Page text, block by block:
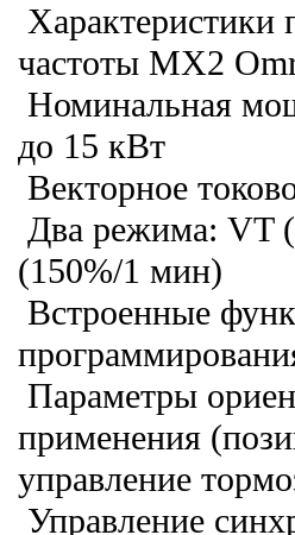
Характеристики
частоты MX2
Номинальная
до 15 кВт
Векторное
Два режима: VT
(150%/1 мин)
Встроенные
Параметры
применения
управление
Управление